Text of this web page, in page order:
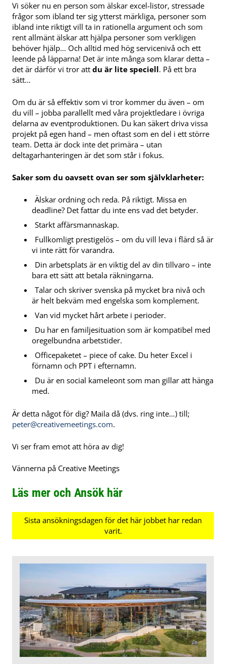
Vi söker nu en person som älskar excel-listor, stressade
frågor som ibland ter sig ytterst märkliga, personer som
ibland inte riktigt vill ta in rationella argument och som
rent allmänt älskar att hjälpa personer som verkligen
behöver hjälp… Och alltid med hög servicenivå och ett
leende på läpparna! Det är inte många som klarar detta –
det är därför vi tror att du är lite speciell. På ett bra
sätt…
Om du är så effektiv som vi tror kommer du även – om
du vill – jobba parallellt med våra projektledare i övriga
delarna av eventproduktionen. Du kan säkert driva vissa
projekt på egen hand – men oftast som en del i ett större
team. Detta är dock inte det primära – utan
deltagarhanteringen är det som står i fokus.
Saker som du oavsett ovan ser som självklarheter:
Älskar ordning och reda. På riktigt. Missa en
deadline? Det fattar du inte ens vad det betyder.
Starkt affärsmannaskap.
Fullkomligt prestigelös – om du vill leva i flärd så är
vi inte rätt för varandra.
Din arbetsplats är en viktig del av din tillvaro – inte
bara ett sätt att betala räkningarna.
Talar och skriver svenska på mycket bra nivå och
är helt bekväm med engelska som komplement.
Van vid mycket hårt arbete i perioder.
Du har en familjesituation som är kompatibel med
oregelbundna arbetstider.
Officepaketet – piece of cake. Du heter Excel i
förnamn och PPT i efternamn.
Du är en social kameleont som man gillar att hänga
med.
Är detta något för dig? Maila då (dvs. ring inte…) till;
peter@creativemeetings.com.
Vi ser fram emot att höra av dig!
Vännerna på Creative Meetings
Läs mer och Ansök här